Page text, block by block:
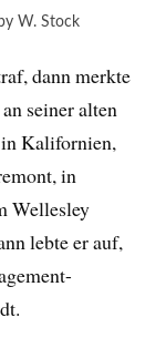
W. Stock
dann merkte
seiner alten
Kalifornien,
in
Wellesley
lebte er auf,